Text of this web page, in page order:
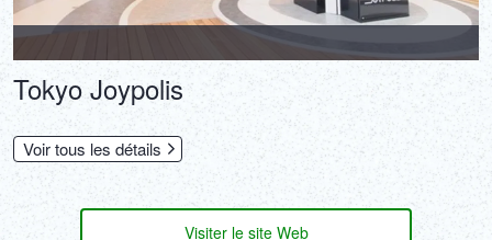
Tokyo Joypolis
Voir tous les détails
Visiter le site Web